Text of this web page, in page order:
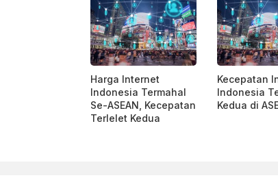
Harga Internet
Indonesia Termahal
Se-ASEAN, Kecepatan
Terlelet Kedua
Kecepatan
Indonesia
Kedua di